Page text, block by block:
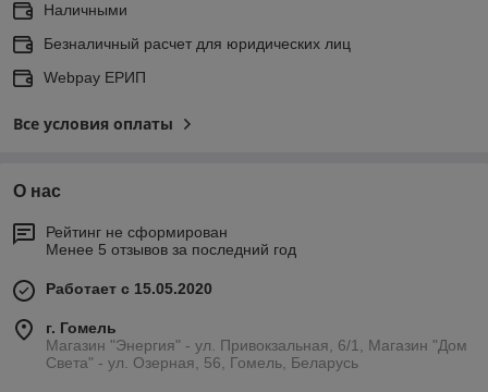
Наличными
Безналичный расчет для юридических лиц
Webpay ЕРИП
Все условия оплаты
О нас
Рейтинг не сформирован
Менее 5 отзывов за последний год
Работает с 15.05.2020
г. Гомель
Магазин "Энергия" - ул. Привокзальная, 6/1, Магазин "Дом
Света" - ул. Озерная, 56, Гомель, Беларусь